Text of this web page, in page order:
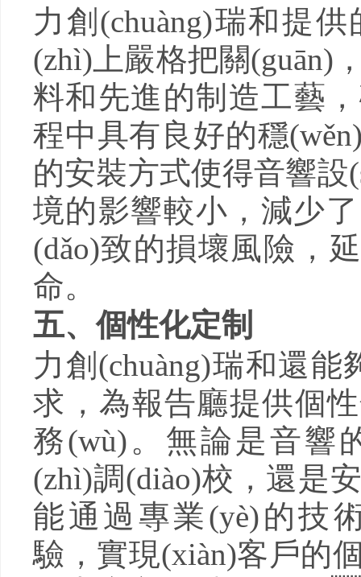
力創(chuàng)瑞和提供
(zhì)上嚴格把關
料和先進的制造工藝
程中具有良好的穩
的安裝方式使得音響設
境的影響較小，減少了
(dǎo)致的損壞風險，
命。
五、個性化定制
力創(chuàng)瑞和還
求，為報告廳提供個
務(wù)。無論是音響
(zhì)調(diào)校，還是
能通過專業(yè)的技
驗，實現(xiàn)客戶的個